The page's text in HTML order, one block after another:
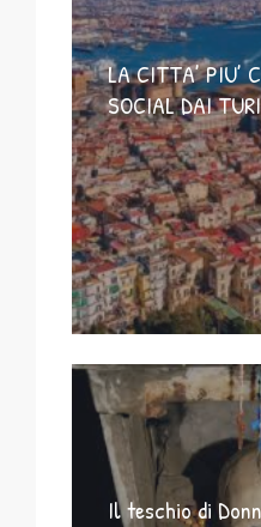
LA CITTA’ PIU’
SOCIAL DAI
Il teschio di